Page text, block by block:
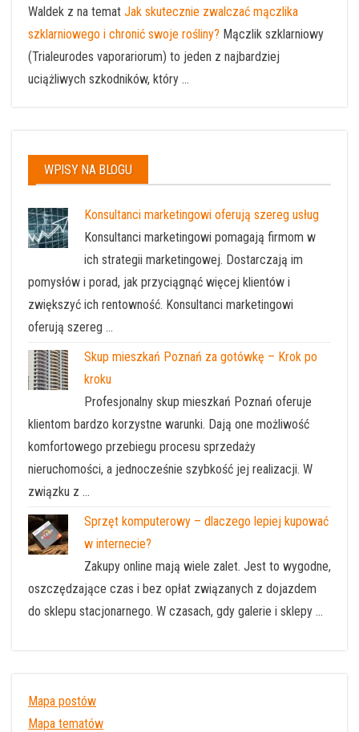
Waldek z na temat Jak skutecznie zwalczać mączlika
szklarniowego i chronić swoje rośliny? Mączlik szklarniowy
(Trialeurodes vaporariorum) to jeden z najbardziej
uciążliwych szkodników, który ...
WPISY NA BLOGU
Konsultanci marketingowi oferują szereg usług
Konsultanci marketingowi pomagają firmom w
ich strategii marketingowej. Dostarczają im
pomysłów i porad, jak przyciągnąć więcej klientów i
zwiększyć ich rentowność. Konsultanci marketingowi
oferują szereg …
Skup mieszkań Poznań za gotówkę – Krok po
kroku
Profesjonalny skup mieszkań Poznań oferuje
klientom bardzo korzystne warunki. Dają one możliwość
komfortowego przebiegu procesu sprzedaży
nieruchomości, a jednocześnie szybkość jej realizacji. W
związku z …
Sprzęt komputerowy – dlaczego lepiej kupować
w internecie?
Zakupy online mają wiele zalet. Jest to wygodne,
oszczędzające czas i bez opłat związanych z dojazdem
do sklepu stacjonarnego. W czasach, gdy galerie i sklepy …
Mapa postów
Mapa tematów